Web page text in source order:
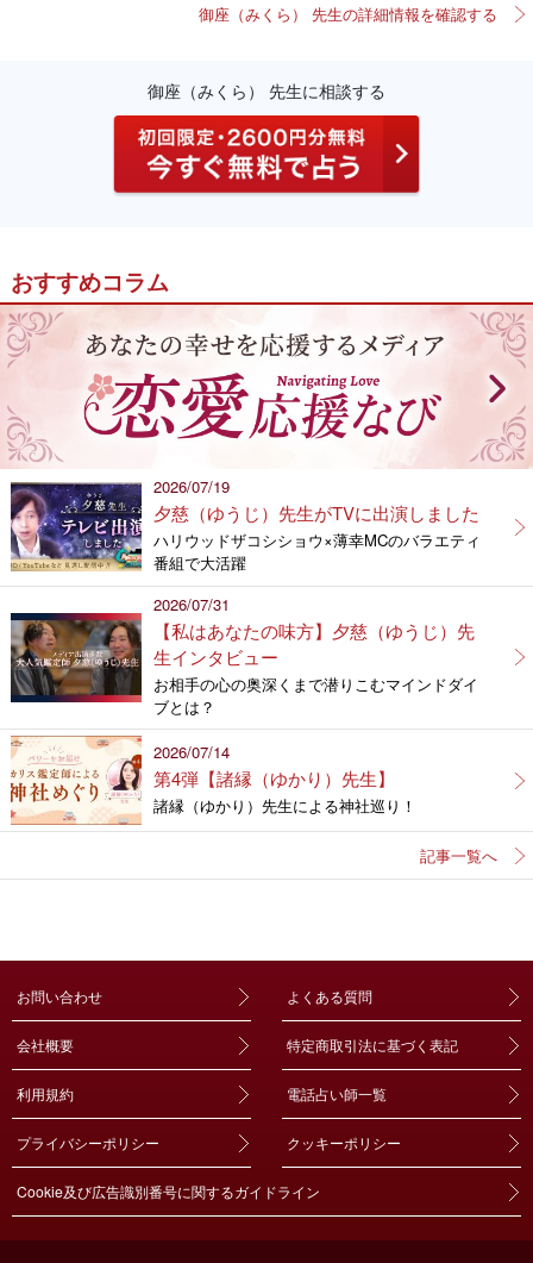
御座（みくら） 先生の詳細情報を確認する
御座（みくら） 先生に相談する
おすすめコラム
2026/07/19
夕慈（ゆうじ）先生がTVに出演しました
ハリウッドザコシショウ×薄幸MCのバラエティ
番組で大活躍
2026/07/31
【私はあなたの味方】夕慈（ゆうじ）先
生インタビュー
お相手の心の奥深くまで潜りこむマインドダイ
ブとは？
2026/07/14
第4弾【諸縁（ゆかり）先生】
諸縁（ゆかり）先生による神社巡り！
記事一覧へ
お問い合わせ よくある質問
会社概要 特定商取引法に基づく表記
利用規約 電話占い師一覧
プライバシーポリシー クッキーポリシー
Cookie及び広告識別番号に関するガイドライン